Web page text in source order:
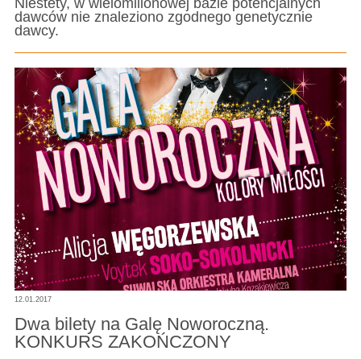
dawców nie znaleziono zgodnego genetycznie
dawcy.
12.01.2017
Dwa bilety na Galę Noworoczną.
KONKURS ZAKOŃCZONY